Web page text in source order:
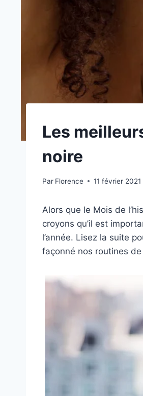
Les
noire
Par Florence 11 février 2021
Alors que le Mois de
croyons qu’il est
l’année. Lisez la suite
façonné nos routines